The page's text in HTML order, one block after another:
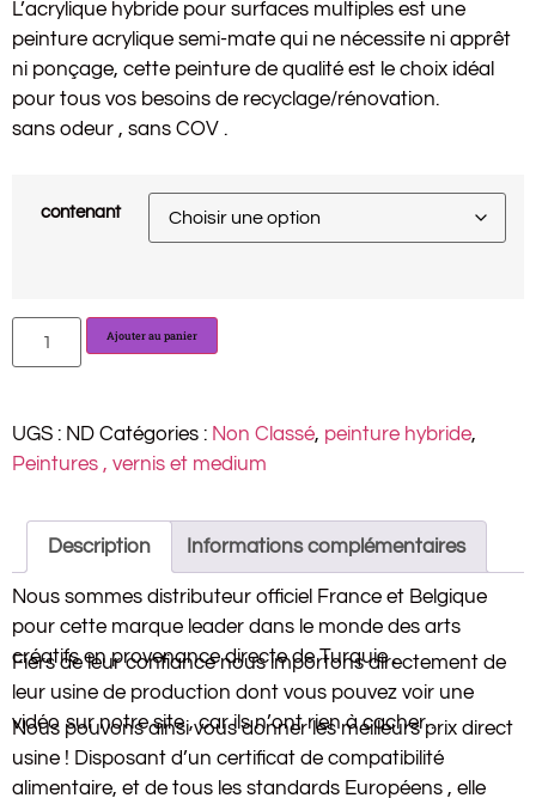
L’acrylique hybride pour surfaces multiples est une
peinture acrylique semi-mate qui ne nécessite ni apprêt
ni ponçage, cette peinture de qualité est le choix idéal
pour tous vos besoins de recyclage/rénovation.
sans odeur , sans COV .
contenant
Ajouter au panier
UGS : ND Catégories : Non Classé, peinture hybride,
Peintures , vernis et medium
Description Informations complémentaires
Nous sommes distributeur officiel France et Belgique
pour cette marque leader dans le monde des arts
créatifs en provenance directe de Turquie .
Fiers de leur confiance nous importons directement de
leur usine de production dont vous pouvez voir une
vidéo sur notre site , car ils n’ont rien à cacher .
Nous pouvons ainsi vous donner les meilleurs prix direct
usine ! Disposant d’un certificat de compatibilité
alimentaire, et de tous les standards Européens , elle